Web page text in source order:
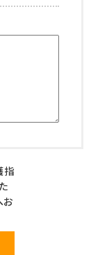
指
お